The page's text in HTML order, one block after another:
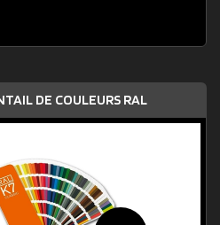
DE COULEURS RAL